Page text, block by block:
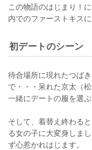
この物語のはじまり！
初デートのシーン
待合場所に現れたつば
で・・・呆れた京太（
一緒にデートの服を選ぶ
そして、着替え終わる
る女の子に大変身しま
ず心惹かれはじます。